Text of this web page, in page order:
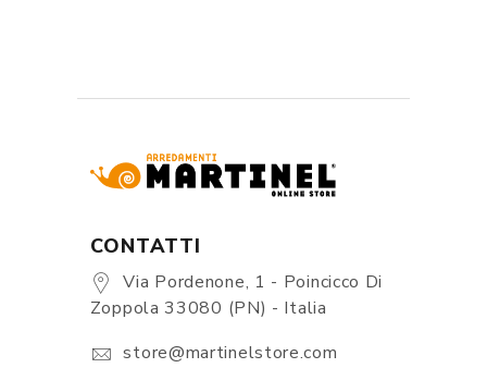
CONTATTI
Via Pordenone, 1 - Poincicco Di
Zoppola 33080 (PN) - Italia
store@martinelstore.com